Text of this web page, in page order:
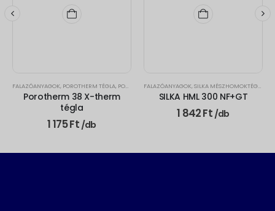
,YTONG U-ZSALUELEM
FALAZÓANYAGOK, POROTHERM TÉGLA, POROTHERM X-THERM TÉGLA
Porotherm 38 X-therm
tégla
1 175Ft /db
FALAZÓANYAGOK, SILKA MÉSZHOMOKTÉGLA ELEMEK
SILKA HML 300 NF+GT
1 842Ft /db